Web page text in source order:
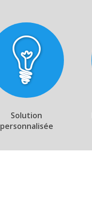
Solution
personnalisée